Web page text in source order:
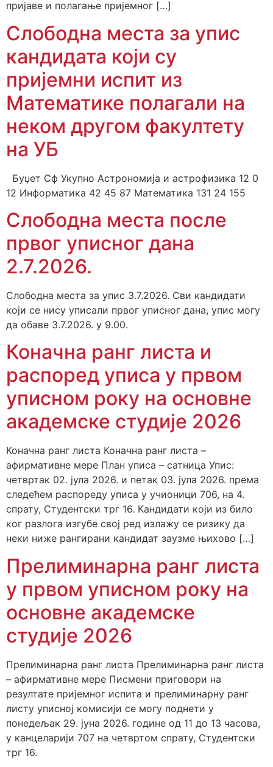
пријаве и полагање пријемног […]
Слободна места за упис
кандидата који су
пријемни испит из
Математике полагали на
неком другом факултету
на УБ
Буџет Сф Укупно Астрономија и астрофизика 12 0
12 Информатика 42 45 87 Математика 131 24 155
Слободна места после
првог уписног дана
2.7.2026.
Слободна места за упис 3.7.2026. Сви кандидати
који се нису уписали првог уписног дана, упис могу
да обаве 3.7.2026. у 9.00.
Коначна ранг листа и
распоред уписа у првом
уписном року на основне
академске студије 2026
Коначна ранг листа Коначна ранг листа –
афирмативне мере План уписa – сатница Упис:
четвртак 02. јула 2026. и петак 03. јула 2026. према
следећем распореду уписа у учионици 706, на 4.
спрату, Студентски трг 16. Кандидати који из било
ког разлога изгубе свој ред излажу се ризику да
неки ниже рангирани кандидат заузме њихово […]
Прелиминарна ранг листа
у првом уписном року на
основне академске
студије 2026
Прелиминарна ранг листа Прелиминарна ранг листа
– афирмативне мере Писмени приговори на
резултате пријемног испита и прелиминарну ранг
листу уписној комисији се могу поднети у
понедељак 29. јуна 2026. године од 11 до 13 часова,
у канцеларији 707 на четвртом спрату, Студентски
трг 16.